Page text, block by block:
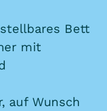
Bett
mit
auf Wunsch